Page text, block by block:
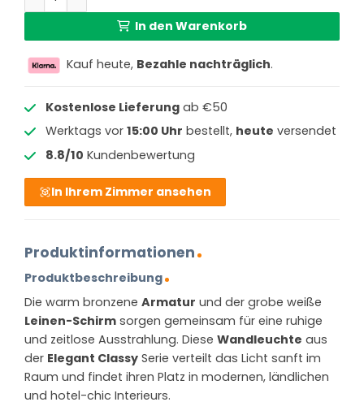
In den Warenkorb
Kauf heute, Bezahle nachträglich.
Kostenlose Lieferungab €50
Werktags vor 15:00 Uhr bestellt, heute versendet
8.8/10 Kundenbewertung
In Ihrem Zimmer ansehen
Produktinformationen
Produktbeschreibung
Die warm bronzene Armatur und der grobe weiße
Leinen-Schirm sorgen gemeinsam für eine ruhige
und zeitlose Ausstrahlung. Diese Wandleuchte aus
der Elegant Classy Serie verteilt das Licht sanft im
Raum und findet ihren Platz in modernen, ländlichen
und hotel-chic Interieurs.